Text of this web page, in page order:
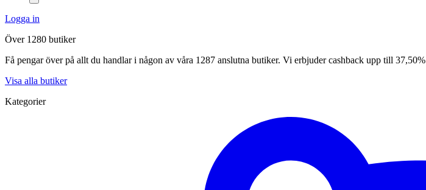
Logga in
Över 1280 butiker
Få pengar över på allt du handlar i någon av våra 1287 anslutna butiker. Vi erbjuder cashback upp till 37,50%
Visa alla butiker
Kategorier